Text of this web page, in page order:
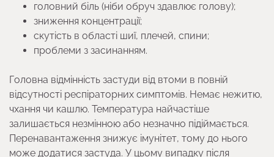
головний біль (ніби обруч здавлює голову);
зниження концентрації;
скутість в області шиї, плечей, спини;
проблеми з засинанням.
Головна відмінність застуди від втоми в повній
відсутності респіраторних симптомів. Немає нежитю,
чхання чи кашлю. Температура найчастіше
залишається незмінною або незначно підіймається.
Перенавантаження знижує імунітет, тому до нього
може додатися застуда. У цьому випадку після